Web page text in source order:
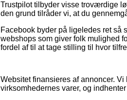
Trustpilot tilbyder visse troværdige
den grund tilråder vi, at du
Facebook byder på ligeledes ret så
webshops som giver folk mulighed
fordel af til at tage stilling til hvor
Websitet finansieres af annoncer.
virksomhedernes varer, og